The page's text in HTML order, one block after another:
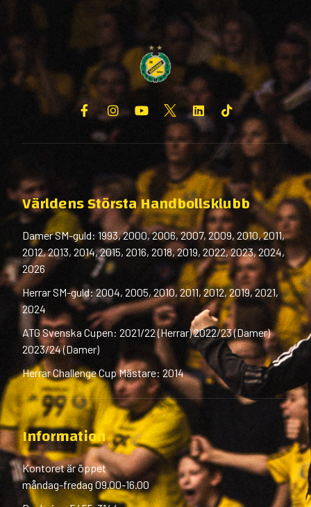
Världens Största Handbollsklubb
Damer SM-guld: 1993, 2000, 2006, 2007, 2009, 2010, 2011,
2012, 2013, 2014, 2015, 2016, 2018, 2019, 2022, 2023, 2024,
2026
Herrar SM-guld: 2004, 2005, 2010, 2011, 2012, 2019, 2021,
2024
ATG Svenska Cupen: 2021/22 (Herrar) 2022/23 (Damer)
2023/24 (Damer)
Herrar Challenge Cup Mästare: 2014
Information
Kontoret är öppet
måndag-fredag 09.00-16.00